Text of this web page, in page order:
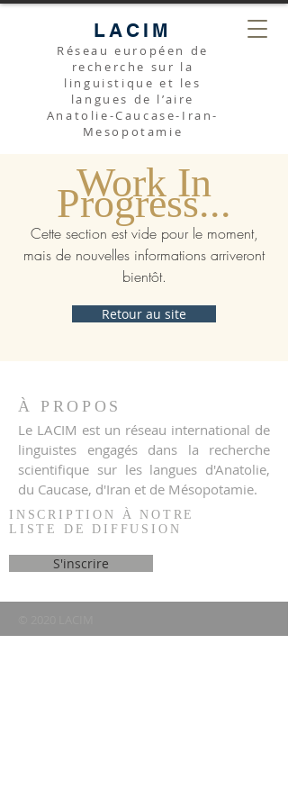
LACIM
Réseau européen de
recherche sur la
linguistique et les
langues de l’aire
Anatolie-Caucase-Iran-
Mesopotamie
Cette section est vide pour le moment,
mais de nouvelles informations arriveront
bientôt.
Work In
Progress...
Retour au site
À PROPOS
Le LACIM est un réseau international de
linguistes engagés dans la recherche
scientifique sur les langues d'Anatolie,
du Caucase, d'Iran et de Mésopotamie.
INSCRIPTION À NOTRE
LISTE DE DIFFUSION
S'inscrire